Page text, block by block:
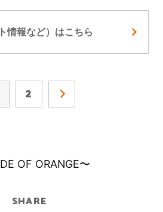
情報など）はこちら
2
OF ORANGE〜
SHARE